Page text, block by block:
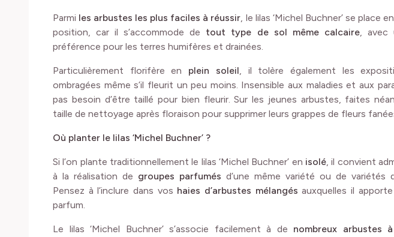
Parmi les arbustes les plus faciles à réussir, le lilas ‘Michel Buchner’ se place
position, car il s’accommode de tout type de sol même calcaire, avec
préférence pour les terres humifères et drainées.
Particulièrement florifère en plein soleil, il tolère également les
ombragées même s’il fleurit un peu moins. Insensible aux maladies et aux
pas besoin d’être taillé pour bien fleurir. Sur les jeunes arbustes, faites
taille de nettoyage après floraison pour supprimer leurs grappes de fleurs
Où planter le lilas ‘Michel Buchner’ ?
Si l’on plante traditionnellement le lilas ‘Michel Buchner’ en isolé, il convient
à la réalisation de groupes parfumés d’une même variété ou de variétés
Pensez à l’inclure dans vos haies d’arbustes mélangés auxquelles il
parfum.
Le lilas ‘Michel Buchner’ s’associe facilement à de nombreux arbustes